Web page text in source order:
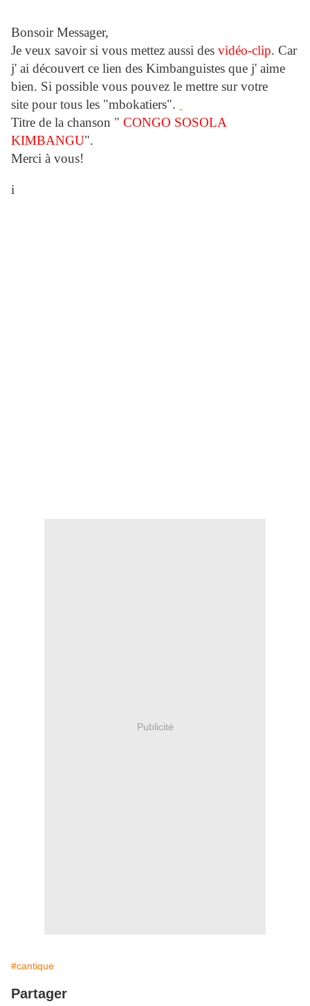
Bonsoir Messager,
Je veux savoir si vous mettez aussi des vidéo-clip. Car
j' ai découvert ce lien des Kimbanguistes que j' aime
bien. Si possible vous pouvez le mettre sur votre
site pour tous les "mbokatiers".
Titre de la chanson " CONGO SOSOLA
KIMBANGU".
Merci à vous!
i
Publicité
#cantique
Partager